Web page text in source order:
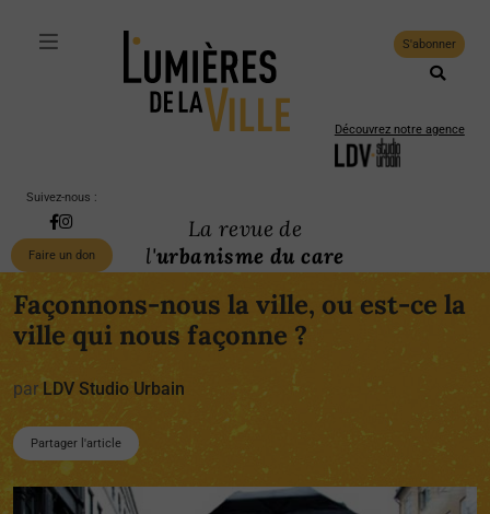
S'abonner
Découvrez notre agence
Suivez-nous :
Faire un don
La revue de
l'urbanisme du care
Façonnons-nous la ville, ou est-ce la
ville qui nous façonne ?
par LDV Studio Urbain
Partager l'article